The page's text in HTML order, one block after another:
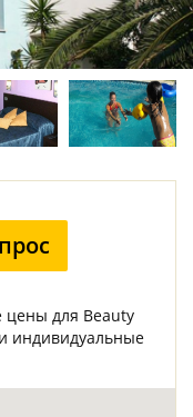
для Beauty
индивидуальные